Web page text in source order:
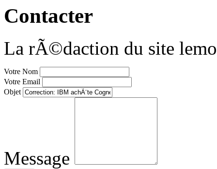
Contacter
La rÃ©daction du site
Votre Nom
Votre Email
Objet
Message